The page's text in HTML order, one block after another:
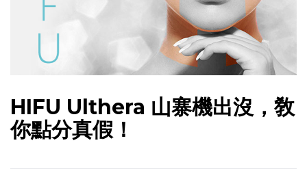
HIFU Ulthera 山寨機出沒，敎
你點分真假！